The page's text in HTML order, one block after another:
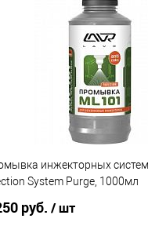
инжекторных систем
System Purge, 1000мл
руб. / шт